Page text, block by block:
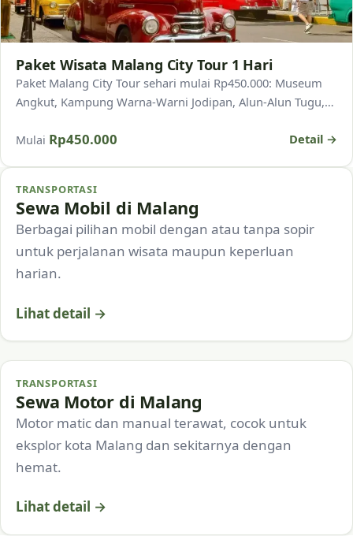
Paket Wisata Malang City Tour 1 Hari
Paket Malang City Tour sehari mulai Rp450.000: Museum
Angkut, Kampung Warna-Warni Jodipan, Alun-Alun Tugu,
Mulai Rp450.000 Detail →
TRANSPORTASI
Sewa Mobil di Malang
Berbagai pilihan mobil dengan atau tanpa sopir
untuk perjalanan wisata maupun keperluan
harian.
Lihat detail →
TRANSPORTASI
Sewa Motor di Malang
Motor matic dan manual terawat, cocok untuk
eksplor kota Malang dan sekitarnya dengan
hemat.
Lihat detail →